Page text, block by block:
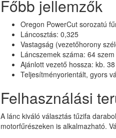
Főbb jellemzők
Oregon PowerCut sorozatú
Láncosztás: 0,325
Vastagság (vezetőhorony
Láncszemek száma: 64 szem
Ajánlott vezető hossza: kb.
Teljesítményorientált, gyors
Felhasználási
A lánc kiváló választás tűzifa
motorfűrészeken is alkalmazható.